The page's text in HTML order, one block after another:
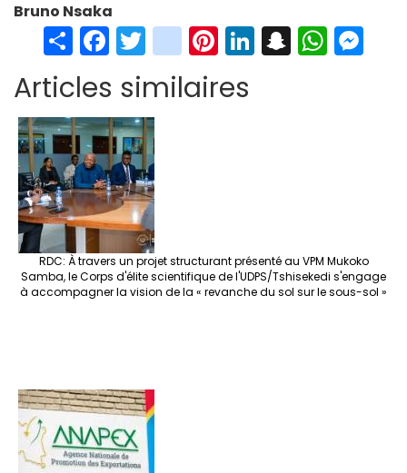
Bruno Nsaka
S
h
ar
e
Fa
ce
b
o
o
k
T
wi
tt
er
in
st
ag
Pi
er
Li S W
Articles similaires
RDC: À travers un projet structurant présenté au VPM Mukoko
Samba, le Corps d'élite scientifique de l'UDPS/Tshisekedi s'engage
à accompagner la vision de la « revanche du sol sur le sous-sol »